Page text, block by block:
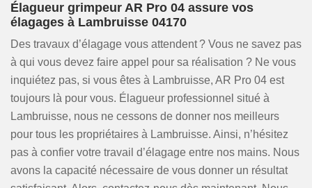
Élagueur grimpeur AR Pro 04 assure vos
élagages à Lambruisse 04170
Des travaux d’élagage vous attendent ? Vous ne savez pas
à qui vous devez faire appel pour sa réalisation ? Ne vous
inquiétez pas, si vous êtes à Lambruisse, AR Pro 04 est
toujours là pour vous. Élagueur professionnel situé à
Lambruisse, nous ne cessons de donner nos meilleurs
pour tous les propriétaires à Lambruisse. Ainsi, n’hésitez
pas à confier votre travail d’élagage entre nos mains. Nous
avons la capacité nécessaire de vous donner un résultat